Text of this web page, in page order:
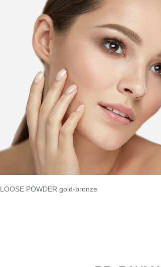
LOOSE POWDER gold-bronze